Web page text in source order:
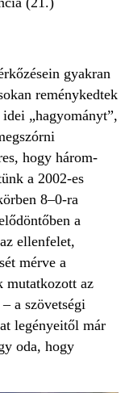
gyakran
reménykedtek
„hagyományt”,
hogy három-
a 2002-es
8–0-ra
a
ellenfelet,
mérve a
mutatkozott az
a szövetségi
legényeitől már
oda, hogy